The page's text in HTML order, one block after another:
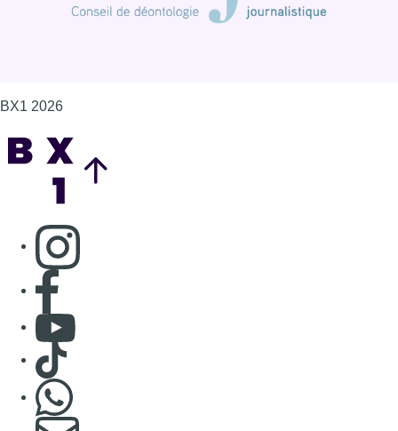
BX1 2026
Consulter page Instagram
Consulter page Facebook
Consulter Youtube
Consulter TikTok
S'abonner à notre newsletter